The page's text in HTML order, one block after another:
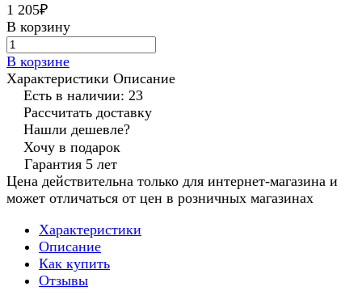
1 205₽
В корзину
В корзине
Характеристики Описание
Есть в наличии: 23
Рассчитать доставку
Нашли дешевле?
Хочу в подарок
Гарантия 5 лет
Цена действительна только для интернет-магазина и
может отличаться от цен в розничных магазинах
Характеристики
Описание
Как купить
Отзывы